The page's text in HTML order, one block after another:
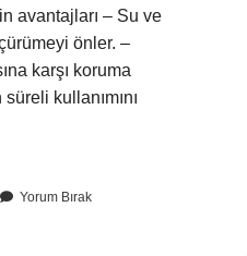
avantajları – Su ve
önler. –
karşı koruma
kullanımını
Yorum Bırak